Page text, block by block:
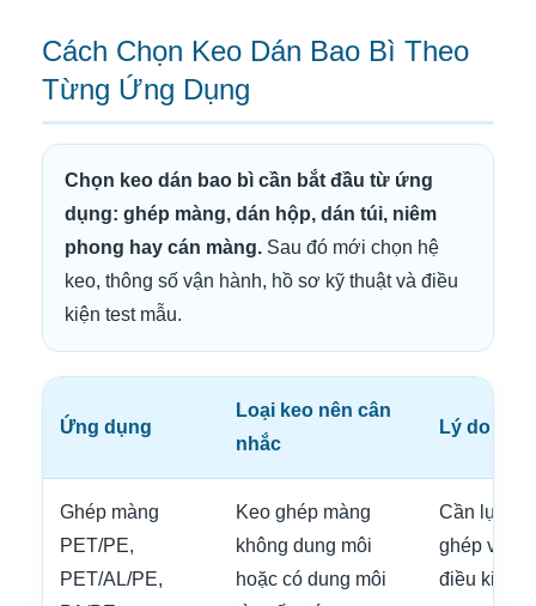
Cách Chọn Keo Dán Bao Bì Theo
Từng Ứng Dụng
Chọn keo dán bao bì cần bắt đầu từ ứng
dụng: ghép màng, dán hộp, dán túi, niêm
phong hay cán màng. Sau đó mới chọn hệ
keo, thông số vận hành, hồ sơ kỹ thuật và điều
kiện test mẫu.
Ứng dụng
Loại keo nên cân
nhắc
Lý do
Ghép màng
PET/PE,
PET/AL/PE,
Keo ghép màng
không dung môi
hoặc có dung môi
Cần lực
ghép và
điều kiện